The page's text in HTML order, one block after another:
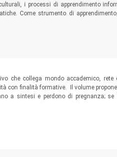
i processi di apprendimento
Come strumento di
concettuale su diversi temi e
che collega mondo accademico,
con finalità formative. Il volume
a sintesi e perdono di pregnanza;
la pratica sono le tirocinanti stesse a